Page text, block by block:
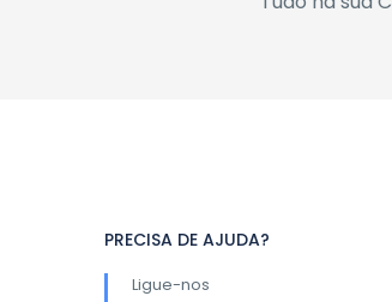
PRECISA DE AJUDA?
Ligue-nos